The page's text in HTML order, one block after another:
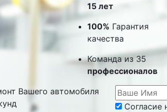
15 лет
100% Гарантия
качества
Команда из 35
профессионалов
Вашего автомобиля
Согласие